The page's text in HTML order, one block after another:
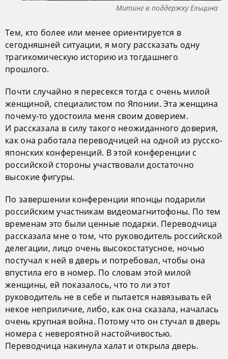
Митинг в поддержку Ельцина
Тем, кто более или менее ориентируется в
сегодняшней ситуации, я могу рассказать одну
трагикомическую историю из тогдашнего
прошлого.
Почти случайно я пересекся тогда с очень милой
женщиной, специалистом по Японии. Эта женщина
почему-то удостоила меня своим доверием.
И рассказала в силу такого неожиданного доверия,
как она работала переводчицей на одной из русско-
японских конференций. В этой конференции с
российской стороны участвовали достаточно
высокие фигуры.
По завершении конференции японцы подарили
российским участникам видеомагнитофоны. По тем
временам это были ценные подарки. Переводчица
рассказала мне о том, что руководитель российской
делегации, лицо очень высокостатусное, ночью
постучал к ней в дверь и потребовал, чтобы она
впустила его в номер. По словам этой милой
женщины, ей показалось, что то ли этот
руководитель не в себе и пытается навязывать ей
некое неприличие, либо, как она сказала, началась
очень крупная война. Потому что он стучал в дверь
номера с невероятной настойчивостью.
Переводчица накинула халат и открыла дверь.